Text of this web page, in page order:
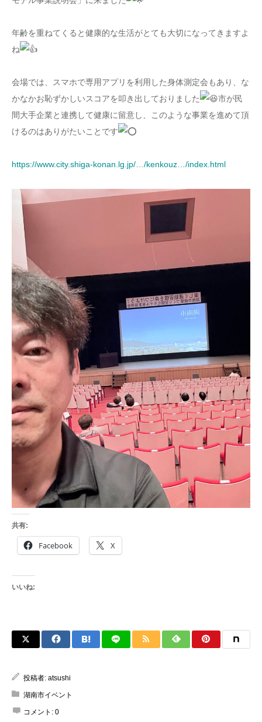
年齢を重ねてくると健康的な生活がとても大切になってきますよ
ね
会場では、スマホで専用アプリを利用した身体測定会もあり、な
かなかお恥ずかしいスコアを叩き出しておりました
市が民
間大手企業と連携して健康に留意し、このような事業を進めて頂
けるのはありがたいことです
https://www.city.shiga-konan.lg.jp/…/kenkouz…/index.html
共有:
Facebook X
いいね:
投稿者: atsushi
湖南市イベント
コメント: 0